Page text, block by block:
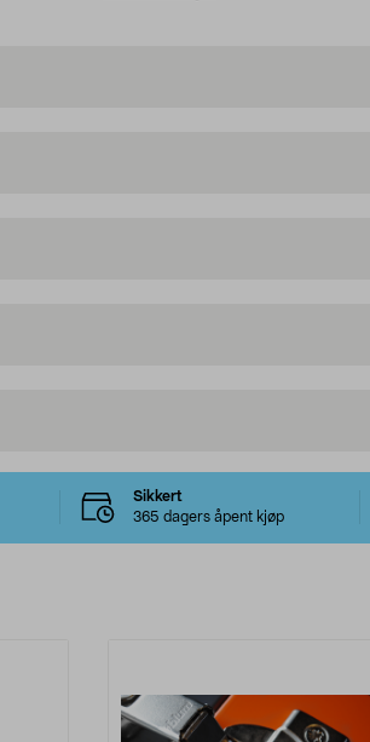
Sikkert
365 dagers åpent kjøp